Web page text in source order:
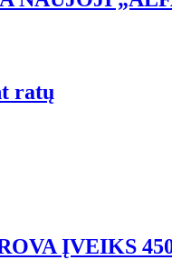
ratų
ĮVEIKS